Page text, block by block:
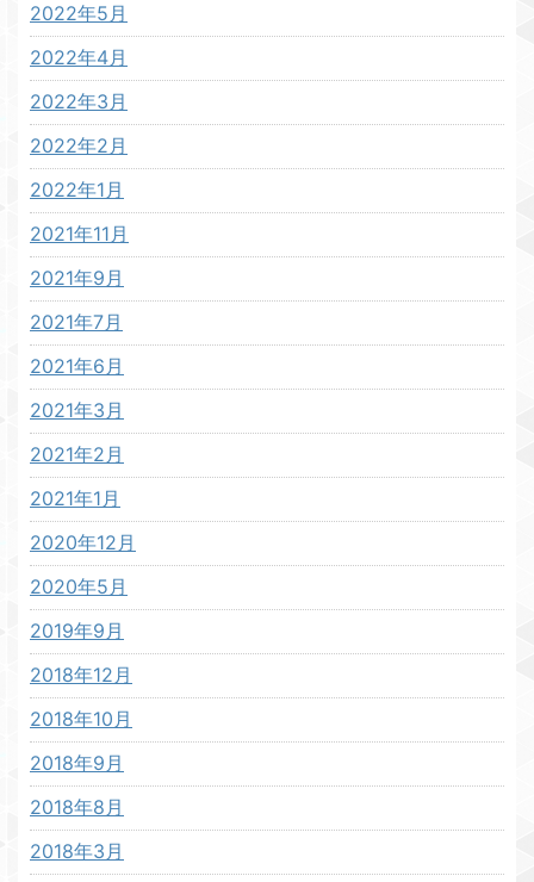
2022年5月
2022年4月
2022年3月
2022年2月
2022年1月
2021年11月
2021年9月
2021年7月
2021年6月
2021年3月
2021年2月
2021年1月
2020年12月
2020年5月
2019年9月
2018年12月
2018年10月
2018年9月
2018年8月
2018年3月